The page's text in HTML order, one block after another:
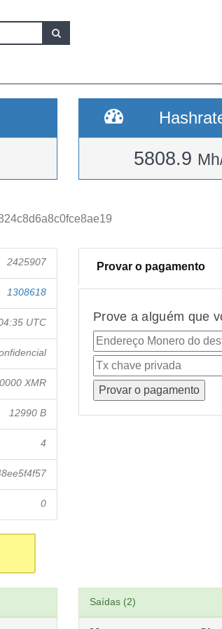
5808.9
2425907
1308618
UTC
XMR
12990 B
4
0
Provar o pagamento
Prove a alguém que
Saídas (2)